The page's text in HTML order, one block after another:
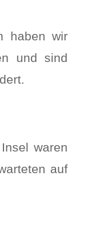
haben wir
und sind
waren
auf